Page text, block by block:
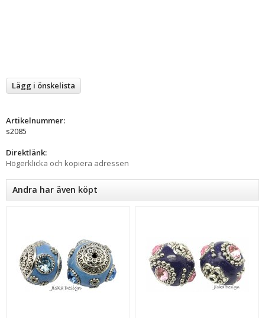
Lägg i önskelista
Artikelnummer:
s2085
Direktlänk:
Högerklicka och kopiera adressen
Andra har även köpt